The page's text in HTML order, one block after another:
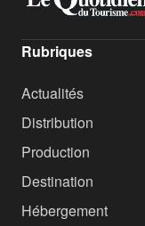
Rubriques
Actualités
Distribution
Production
Destination
Hébergement